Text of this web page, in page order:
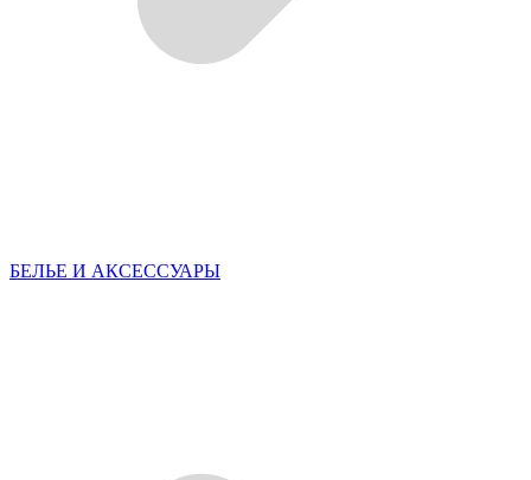
БЕЛЬЕ И АКСЕССУАРЫ